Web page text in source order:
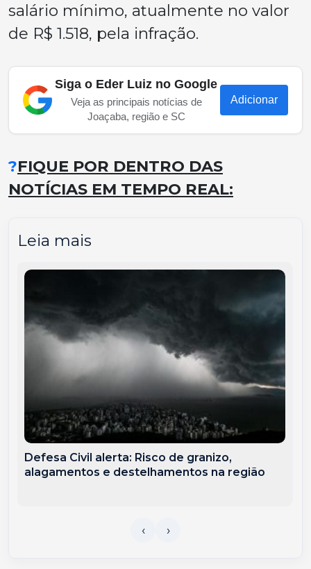
salário mínimo, atualmente no valor
de R$ 1.518, pela infração.
Siga o Eder Luiz no Google
Veja as principais notícias de
Joaçaba, região e SC
Adicionar
?FIQUE POR DENTRO DAS
NOTÍCIAS EM TEMPO REAL:
Leia mais
Defesa Civil alerta: Risco de granizo,
alagamentos e destelhamentos na região